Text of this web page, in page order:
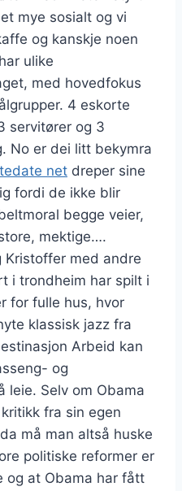
mye sosialt og vi
og kanskje noen
ulike
med hovedfokus
4 eskorte
servitører og 3
No er dei litt bekymra
net dreper sine
fordi de ikke blir
begge veier,
mektige….
Kristoffer med andre
i trondheim har spilt i
for fulle hus, hvor
klassisk jazz fra
Arbeid kan
og
leie. Selv om Obama
fra sin egen
må man altså huske
politiske reformer er
og at Obama har fått